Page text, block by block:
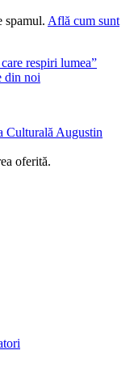
spamul. Află cum sunt
respiri lumea”
din noi
Culturală Augustin
oferită.